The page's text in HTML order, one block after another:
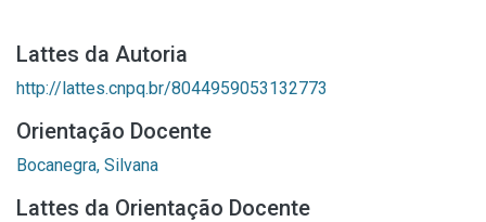
Lattes da Autoria
http://lattes.cnpq.br/8044959053132773
Orientação Docente
Bocanegra, Silvana
Lattes da Orientação Docente